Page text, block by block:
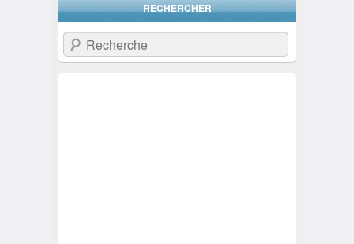
RECHERCHER
Recherche